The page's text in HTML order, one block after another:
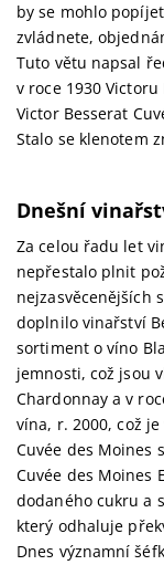
by se mohlo
zvládnete,
Tuto větu napsal
v roce 1930
Victor Besserat
Stalo se klenotem
Dnešní
Za celou řadu let
nepřestalo plnit
nejzasvěcenějších
doplnilo vinařství
sortiment o víno
jemnosti, což jsou
Chardonnay a v
vína, r. 2000, což
Cuvée des Moines
Cuvée des Moines
dodaného cukru a
který odhaluje
Dnes významní